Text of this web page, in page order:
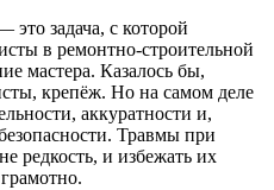
задача, с которой
в ремонтно-строительной
мастера. Казалось бы,
крепёж. Но на самом деле
аккуратности и,
Травмы при
редкость, и избежать их